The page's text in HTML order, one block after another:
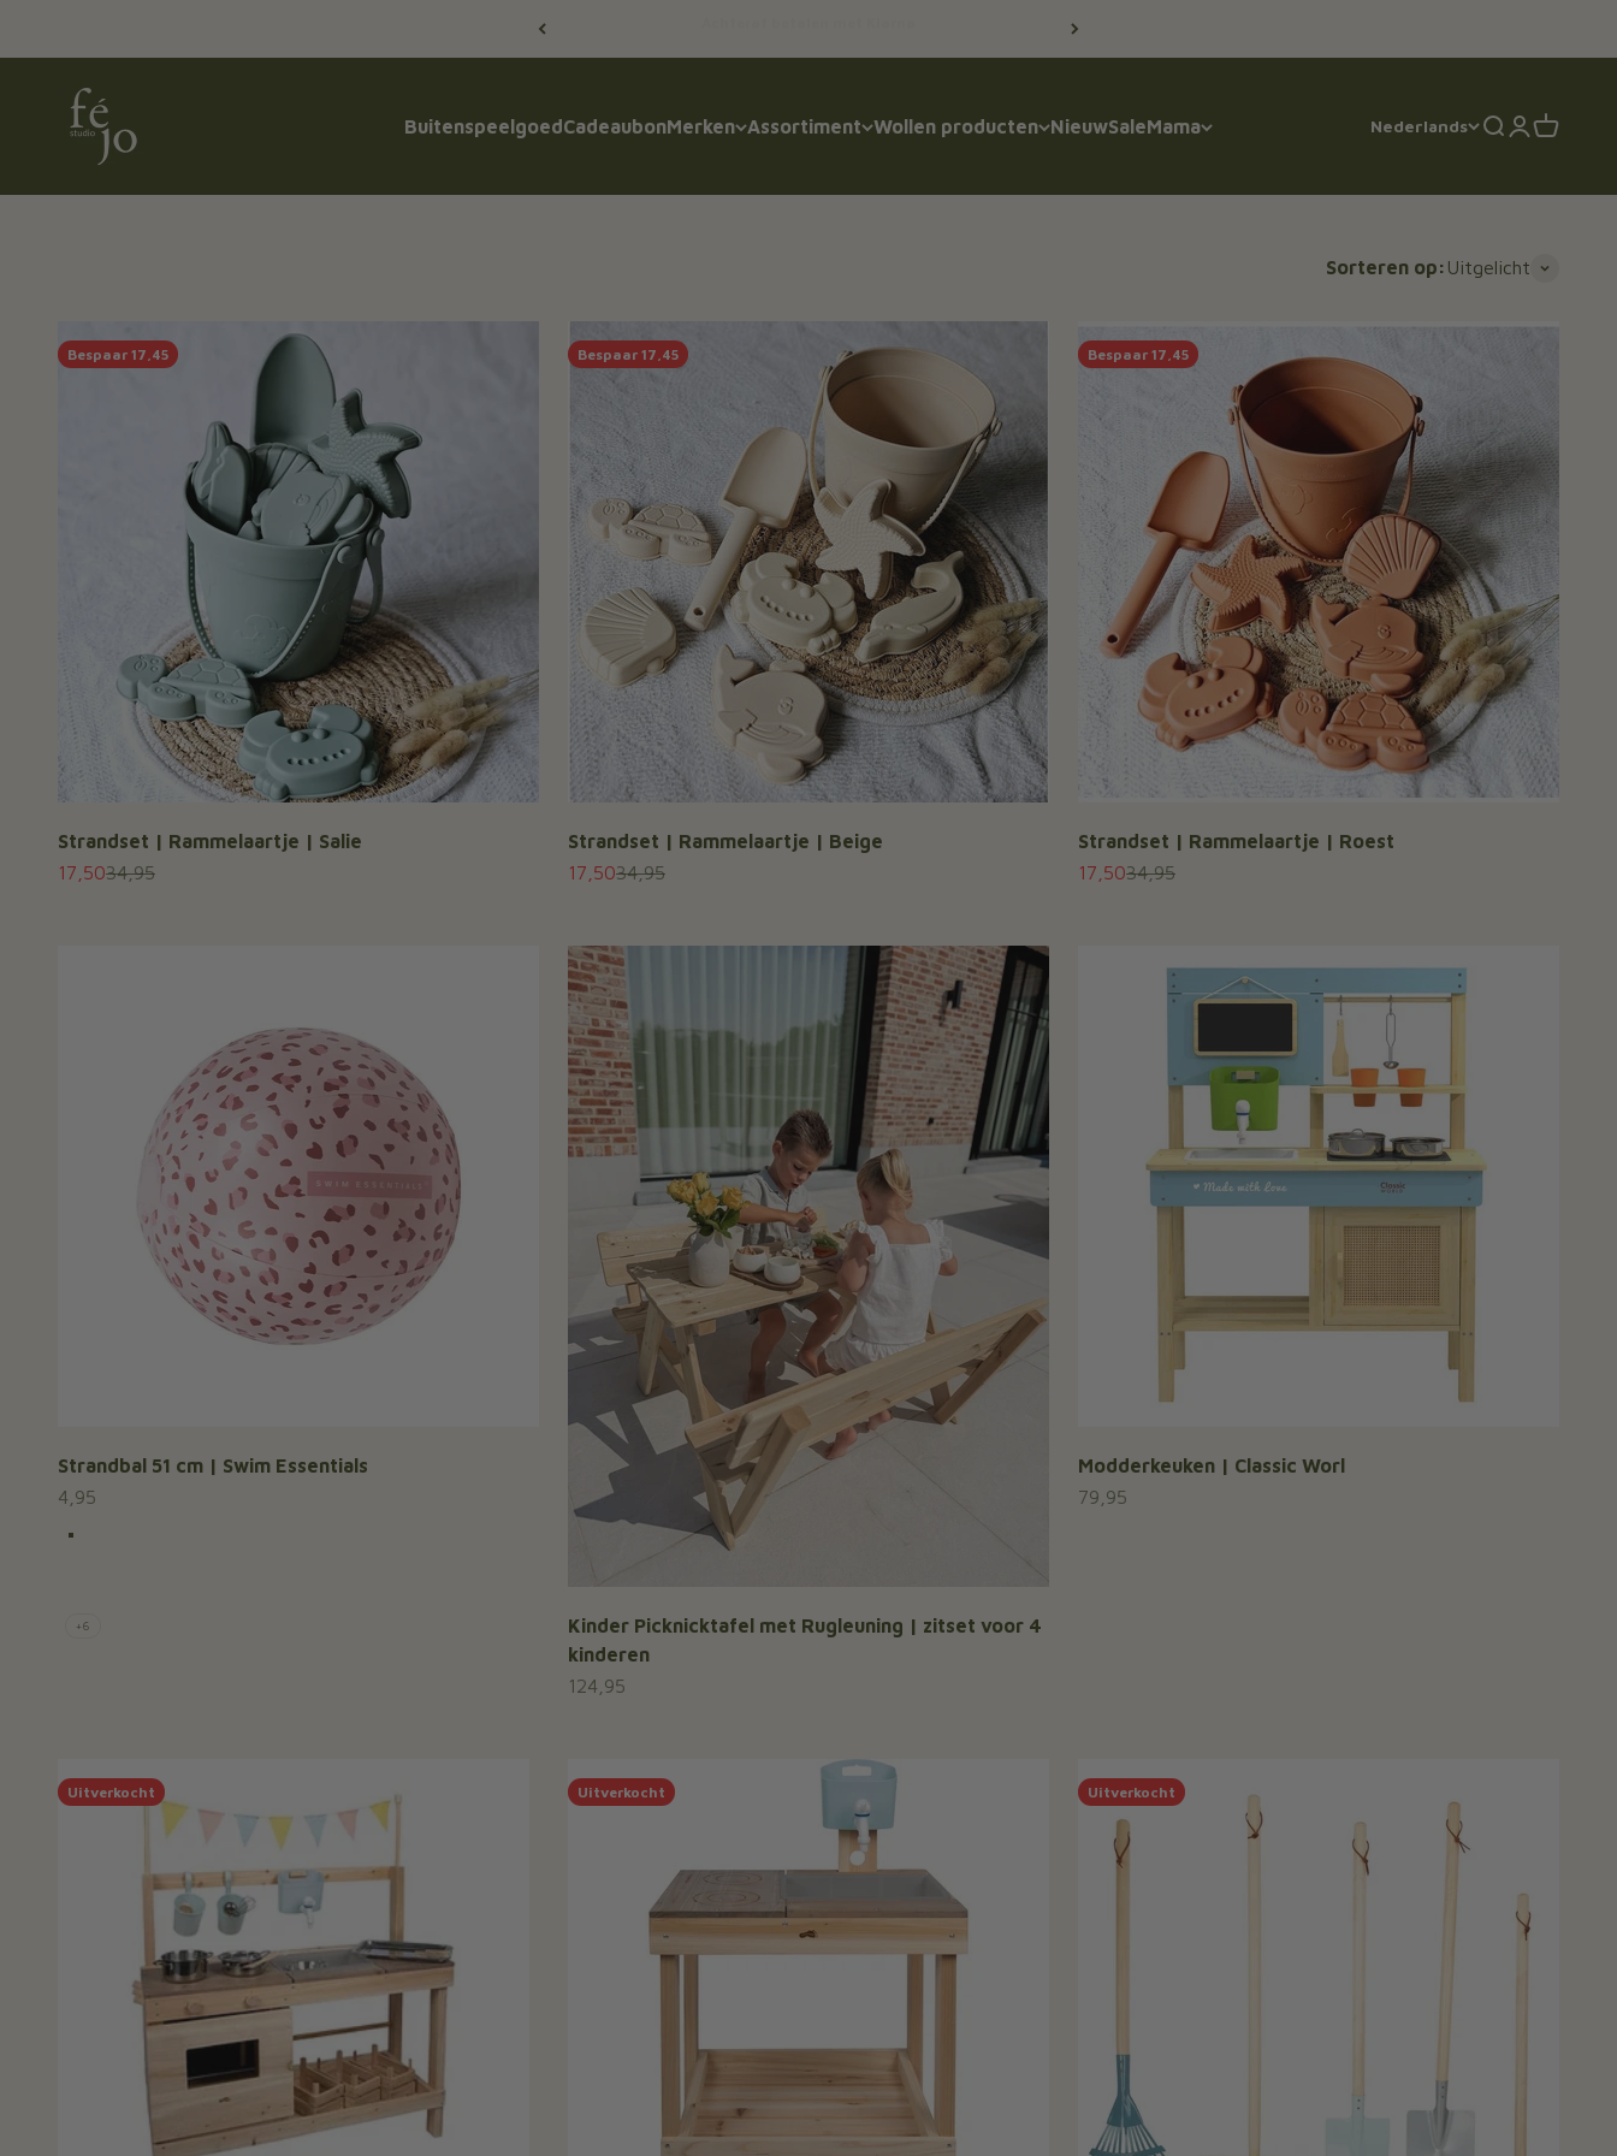
BuitenspeelgoedCadeaubonMerken Assortiment Wollen producten NieuwSaleMama
Féjo Studio
Nederlands ZoekenInloggen
Sorteren op: Uitgelicht
Bespaar 17,45
Strandset | Rammelaartje | Salie
Aanbiedingsprijs
17,50Normale prijs
34,95
Bespaar 17,45
Strandset | Rammelaartje | Beige
Aanbiedingsprijs
17,50Normale prijs
34,95
Bespaar 17,45
Strandset | Rammelaartje | Roest
Aanbiedingsprijs
17,50Normale prijs
34,95
Strandbal 51 cm | Swim Essentials
Aanbiedingsprijs
4,95
Kleur
+6
Kinder Picknicktafel met Rugleuning | zitset voor 4
kinderen
Aanbiedingsprijs
124,95
Modderkeuken | Classic Worl
Aanbiedingsprijs
79,95
Uitverkocht Uitverkocht Uitverkocht